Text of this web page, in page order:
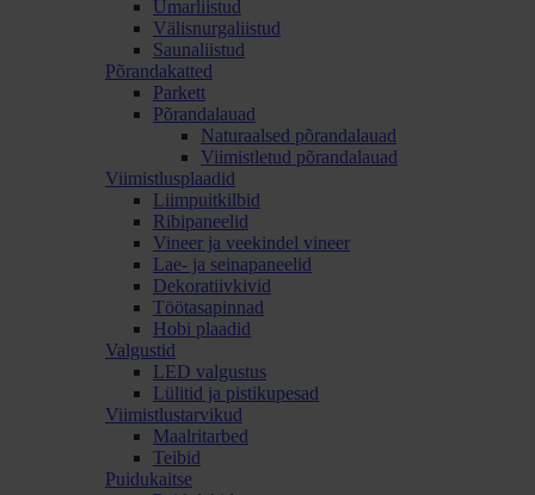
Ümarliistud
Välisnurgaliistud
Saunaliistud
Põrandakatted
Parkett
Põrandalauad
Naturaalsed põrandalauad
Viimistletud põrandalauad
Viimistlusplaadid
Liimpuitkilbid
Ribipaneelid
Vineer ja veekindel vineer
Lae- ja seinapaneelid
Dekoratiivkivid
Töötasapinnad
Hobi plaadid
Valgustid
LED valgustus
Lülitid ja pistikupesad
Viimistlustarvikud
Maalritarbed
Teibid
Puidukaitse